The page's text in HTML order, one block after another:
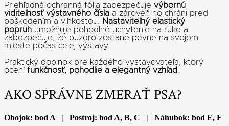
Priehľadná ochranná fólia zabezpečuje výbornú
viditeľnosť výstavného čísla a zároveň ho chráni pred
poškodením a vlhkosťou.
Nastaviteľný elastický
popruh umožňuje pohodlné uchytenie na ruke a
zabezpečuje, že puzdro zostane pevne na svojom
mieste počas celej výstavy.
Praktický doplnok pre každého vystavovateľa, ktorý
ocení funkčnosť, pohodlie a elegantný vzhľad
AKO SPRÁVNE ZMERAŤ PSA?
Obojok: bod A | Postroj: bod A, B, C | Náhubok: bod E, F